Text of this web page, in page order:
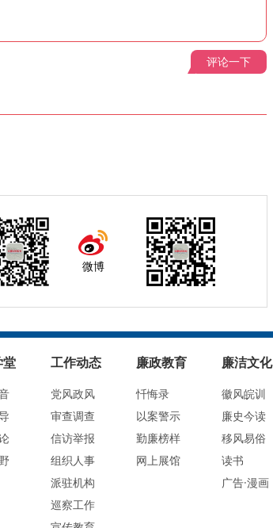
评论一下
微博
堂 工作动态
党风政风
审查调查
信访举报
组织人事
派驻机构
巡察工作
廉政教育
忏悔录
以案警示
勤廉榜样
网上展馆
廉洁文化
徽风皖训
廉史今读
移风易俗
读书
广告·漫画